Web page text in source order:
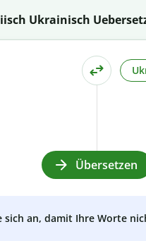
Ukrainisch
Übersetzen
an, damit Ihre Worte